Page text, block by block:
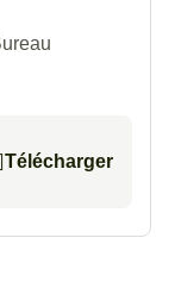
Télécharger